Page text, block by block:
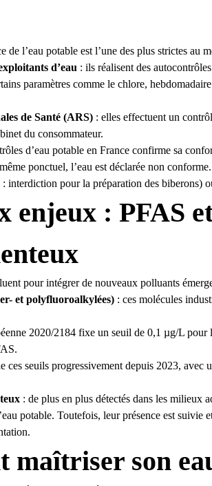
de l’eau potable est l’une des plus strictes au
d’eau : ils réalisent des
paramètres comme le chlore,
de Santé (ARS) : elles effectuent un
du consommateur.
d’eau potable en France confirme sa
ponctuel, l’eau est déclarée non
interdiction pour la préparation des biberons)
enjeux : PFAS
pour intégrer de nouveaux polluants
et polyfluoroalkylées) : ces molécules
2020/2184 fixe un seuil de 0,1 µg/L
ces seuils progressivement depuis 2023, avec
: de plus en plus détectés dans les milieux
potable. Toutefois, leur présence est suivie
maîtriser son